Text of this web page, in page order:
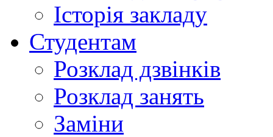
Історія закладу
Студентам
Розклад дзвінків
Розклад занять
Заміни